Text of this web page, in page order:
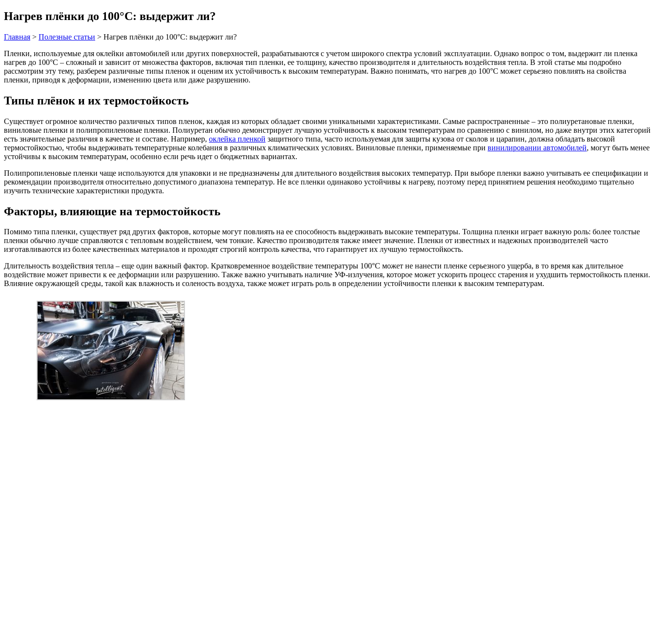
Нагрев плёнки до 100°C: выдержит ли?
Главная > Полезные статьи > Нагрев плёнки до 100°C: выдержит ли?
Пленки, используемые для оклейки автомобилей или других поверхностей, разрабатываются с учетом широкого спектра условий эксплуатации. Однако вопрос о том, выдержит ли пленка
нагрев до 100°C – сложный и зависит от множества факторов, включая тип пленки, ее толщину, качество производителя и длительность воздействия тепла. В этой статье мы подробно
рассмотрим эту тему, разберем различные типы пленок и оценим их устойчивость к высоким температурам. Важно понимать, что нагрев до 100°C может серьезно повлиять на свойства
пленки, приводя к деформации, изменению цвета или даже разрушению.
Типы плёнок и их термостойкость
Существует огромное количество различных типов пленок, каждая из которых обладает своими уникальными характеристиками. Самые распространенные – это полиуретановые пленки,
виниловые пленки и полипропиленовые пленки. Полиуретан обычно демонстрирует лучшую устойчивость к высоким температурам по сравнению с винилом, но даже внутри этих категорий
есть значительные различия в качестве и составе. Например, оклейка пленкой защитного типа, часто используемая для защиты кузова от сколов и царапин, должна обладать высокой
термостойкостью, чтобы выдерживать температурные колебания в различных климатических условиях. Виниловые пленки, применяемые при винилировании автомобилей, могут быть менее
устойчивы к высоким температурам, особенно если речь идет о бюджетных вариантах.
Полипропиленовые пленки чаще используются для упаковки и не предназначены для длительного воздействия высоких температур. При выборе пленки важно учитывать ее спецификации и
рекомендации производителя относительно допустимого диапазона температур. Не все пленки одинаково устойчивы к нагреву, поэтому перед принятием решения необходимо тщательно
изучить технические характеристики продукта.
Факторы, влияющие на термостойкость
Помимо типа пленки, существует ряд других факторов, которые могут повлиять на ее способность выдерживать высокие температуры. Толщина пленки играет важную роль: более толстые
пленки обычно лучше справляются с тепловым воздействием, чем тонкие. Качество производителя также имеет значение. Пленки от известных и надежных производителей часто
изготавливаются из более качественных материалов и проходят строгий контроль качества, что гарантирует их лучшую термостойкость.
Длительность воздействия тепла – еще один важный фактор. Кратковременное воздействие температуры 100°C может не нанести пленке серьезного ущерба, в то время как длительное
воздействие может привести к ее деформации или разрушению. Также важно учитывать наличие УФ-излучения, которое может ускорить процесс старения и ухудшить термостойкость пленки.
Влияние окружающей среды, такой как влажность и соленость воздуха, также может играть роль в определении устойчивости пленки к высоким температурам.